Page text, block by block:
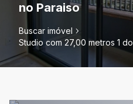
no Paraiso
Buscar imóvel
Studio com 27,00 metros 1